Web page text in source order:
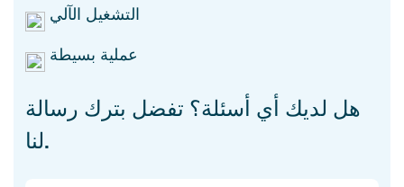
التشغيل الآلي
عملية بسيطة
هل لديك أي أسئلة؟ تفضل بترك رسالة
لنا.